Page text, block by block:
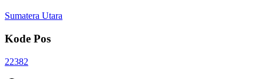
Sumatera Utara
Kode Pos
22382